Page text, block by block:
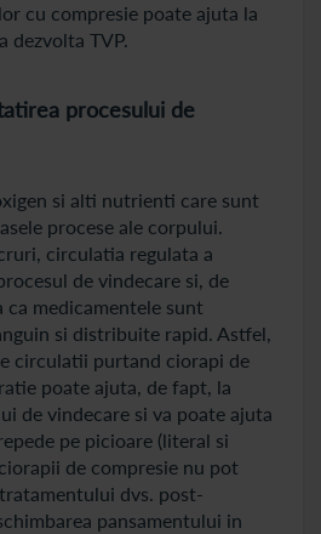
cu compresie poate ajuta la
dezvolta TVP.
procesului de
si alti nutrienti care sunt
procese ale corpului.
circulatia regulata a
de vindecare si, de
ca medicamentele sunt
si distribuite rapid. Astfel,
circulatii purtand ciorapi de
poate ajuta, de fapt, la
de vindecare si va poate ajuta
pe picioare (literal si
de compresie nu pot
dvs. post-
pansamentului in